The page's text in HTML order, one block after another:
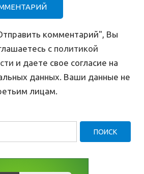
комментарий", Вы
с политикой
и даете свое согласие на
данных. Ваши данные не
лицам.